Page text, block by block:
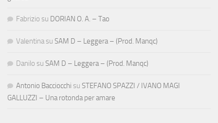
Fabrizio su DORIAN O. A. – Tao
Valentina su SAM D – Leggera – (Prod. Manqc)
Danilo su SAM D – Leggera – (Prod. Manqc)
Antonio Bacciocchi su STEFANO SPAZZI / IVANO MAGI
GALLUZZI – Una rotonda per amare